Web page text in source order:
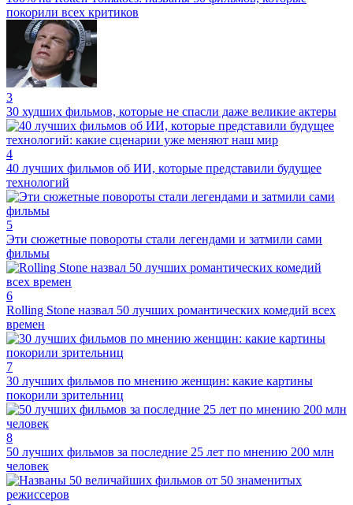
покорили всех критиков
3
30 худших фильмов, которые не спасли даже великие актеры
4
40 лучших фильмов об ИИ, которые представили будущее
технологий
5
Эти сюжетные повороты стали легендами и затмили сами
фильмы
6
Rolling Stone назвал 50 лучших романтических комедий всех
времен
7
30 лучших фильмов по мнению женщин: какие картины
покорили зрительниц
8
50 лучших фильмов за последние 25 лет по мнению 200 млн
человек